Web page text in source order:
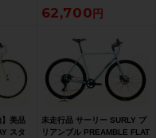
】
イクルパラダイス大阪より配
62,700
】美品
スタ
未走行品 サーリー SURLY プ
リアンブル PREAMBLE FLAT